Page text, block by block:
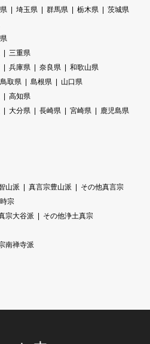
埼玉県 群馬県 栃木県
茨城県
三重県
兵庫県 奈良県
和歌山県
鳥取県 島根県
山口県
高知県
大分県 長崎県 宮崎県
鹿児島県
山派 真言宗豊山派
その他真言宗
時宗
宗大谷派
その他浄土真宗
南禅寺派